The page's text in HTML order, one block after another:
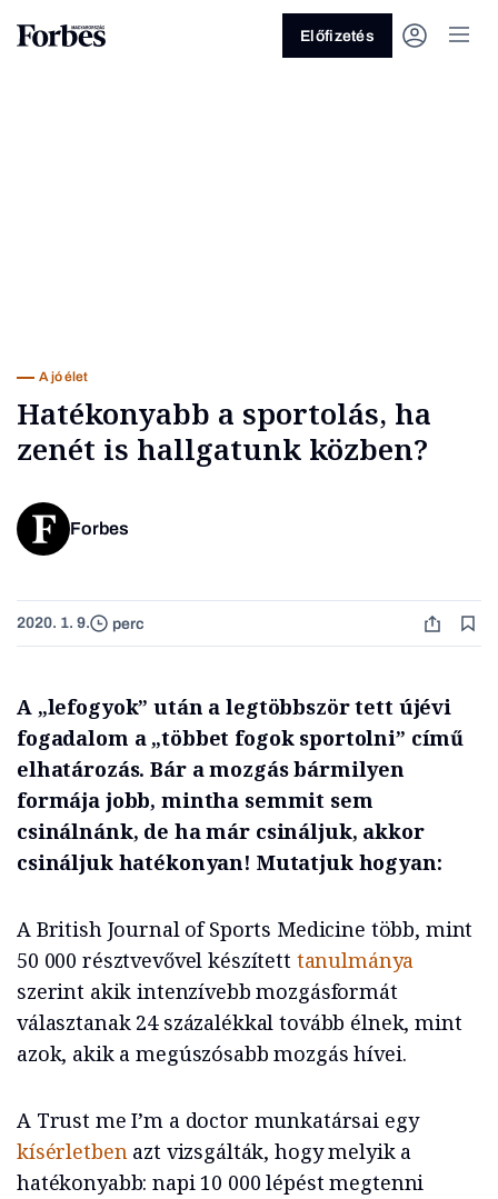
Előfizetés
A jó élet
Hatékonyabb a sportolás, ha
zenét is hallgatunk közben?
Forbes
2020. 1. 9. perc
A „lefogyok” után a legtöbbször tett újévi
fogadalom a „többet fogok sportolni” című
elhatározás. Bár a mozgás bármilyen
formája jobb, mintha semmit sem
csinálnánk, de ha már csináljuk, akkor
csináljuk hatékonyan! Mutatjuk hogyan:
A British Journal of Sports Medicine több, mint
50 000 résztvevővel készített tanulmánya
szerint akik intenzívebb mozgásformát
választanak 24 százalékkal tovább élnek, mint
azok, akik a megúszósabb mozgás hívei.
A Trust me I’m a doctor munkatársai egy
kísérletbenazt vizsgálták, hogy melyik a
hatékonyabb: napi 10 000 lépést megtenni